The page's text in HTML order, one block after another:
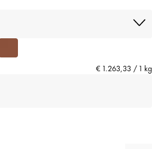
€ 1.263,33 / 1 kg